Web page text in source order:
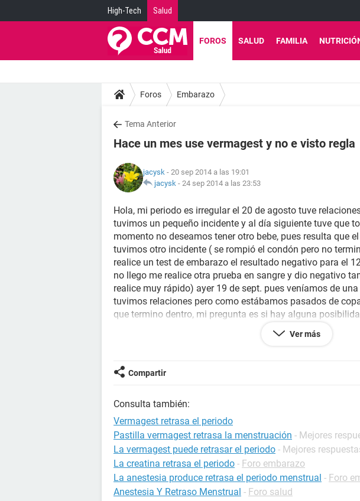
High-Tech Salud
FOROS SALUD FAMILIA
Foros Embarazo
Tema Anterior
Hace un mes use vermagest y no e visto regla
jacysk - 20 sep 2014 a las 19:01
jacysk - 24 sep 2014 a las 23:53
Hola, mi periodo es irregular el 20 de agosto tuve
tuvimos un pequeño incidente y al día siguiente tuve que
momento no deseamos tener otro bebe, pues resulta que
tuvimos otro incidente ( se rompió el condón pero no
realice un test de embarazo el resultado negativo para el
no llego me realice otra prueba en sangre y dio negativo
realice muy rápido) ayer 19 de sept. pues veníamos de
tuvimos relaciones pero como estábamos pasados de
que termino dentro, mi pregunta es si hay alguna
presenta mi regla iré donde la gine podría ser embarazo o
gracias por su respuesta!
Ver más
Compartir
Consulta también:
Vermagest retrasa el periodo
Pastilla vermagest retrasa la menstruación - Mejores
La vermagest puede retrasar el periodo - Mejores
La creatina retrasa el periodo - Foro embarazo
La anestesia produce retrasa el periodo menstrual - Foro
Anestesia Y Retraso Menstrual - Foro salud